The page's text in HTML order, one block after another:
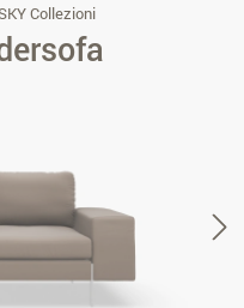
Collezioni